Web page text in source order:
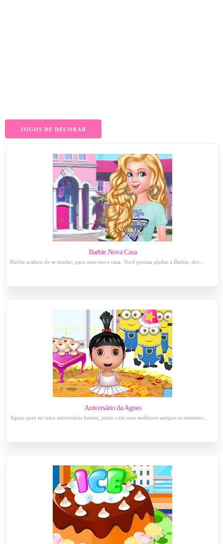
JOGOS DE DECORAR
Barbie Nova Casa
Barbie acabou de se mudar, para uma nova casa. Você precisa ajudar a Barbie, dec...
Aniversário da Agnes
Agnes quer ter uma aniversário bonito, junto com seus melhores amigos os minions...